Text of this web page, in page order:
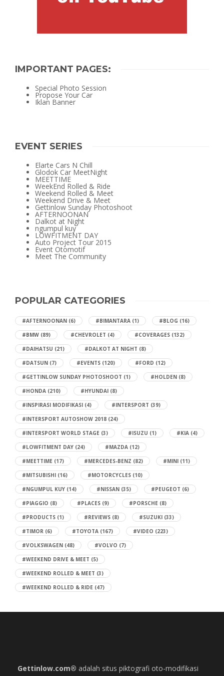
IMPORTANT PAGES:
Special Photo Session
Propose Your Car
Iklan Banner
EVENT SERIES
Elarte Cars N Chill
Glodok Car MeetNight
MEETTIME
WeekEnd Rolled & Ride
Weekend Rolled & Meet
Weekend Drive & Meet
Gettinlow Sunday Photoshoot
AFTERNOONAN
Dalkot at Night
ngumpul kuy
LOWFITMENT DAY
Auto Project Tour 2015
Event Otomotif
Meet The Community
POPULAR CATEGORIES
#AFTERNOONAN (6) #BIMANTARA (1) #BLOG (16)
#BMW (89) #CHEVROLET (4) #COVERAGES (132)
#DAIHATSU (21) #DALKOT AT NIGHT (8)
#DATSUN (7) #EVENTS (120) #FORD (12)
#GETTINLOW SUNDAY PHOTOSHOOT (1) #HOLDEN (8)
#HONDA (210) #HYUNDAI (8)
#INSPIRASI MODIFIKASI (4) #INTERSPORT (39)
#INTERSPORT AUTOSHOW 2018 (24)
#INTERSPORT WORLD STAGE (3) #ISUZU (1) #KIA (4)
#LOWFITMENT DAY (24) #MAZDA (12)
#MEETTIME (17) #MERCEDES-BENZ (82) #MINI (11)
#MITSUBISHI (16) #MOTORCYCLES (10)
#NGUMPUL KUY (14) #NISSAN (35) #PEUGEOT (6)
#PIAGGIO (8) #PLACES (9) #PORSCHE (8)
#PRODUCTS (1) #REVIEWS (8) #SUZUKI (33)
#TIMOR (6) #TOYOTA (167) #VIDEO (223)
#VOLKSWAGEN (48) #VOLVO (7)
#WEEKEND DRIVE & MEET (5)
#WEEKEND ROLLED & MEET (3)
#WEEKEND ROLLED & RIDE (47)
Gettinlow.com® adalah situs piktografi oto-modifikasi